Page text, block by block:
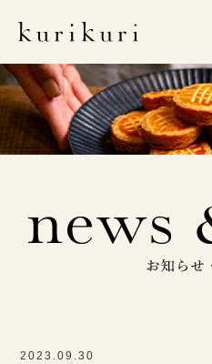
2023.09.30